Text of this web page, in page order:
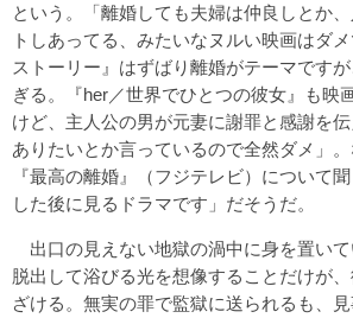
という。「離婚しても夫婦は仲良しとか
トしあってる、みたいなヌルい映画はダ
ストーリー』はずばり離婚がテーマです
ぎる。『her／世界でひとつの彼女』も映
けど、主人公の男が元妻に謝罪と感謝を
ありたいとか言っているので全然ダメ」
『最高の離婚』（フジテレビ）について
した後に見るドラマです」だそうだ。
出口の見えない地獄の渦中に身を置い
脱出して浴びる光を想像することだけが
ざける。無実の罪で監獄に送られるも、